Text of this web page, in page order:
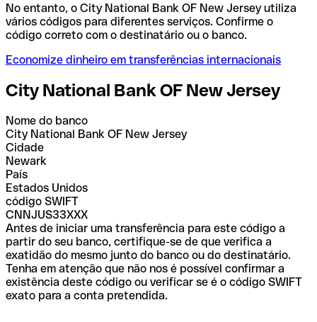
No entanto, o City National Bank OF New Jersey utiliza
vários códigos para diferentes serviços. Confirme o
código correto com o destinatário ou o banco.
Economize dinheiro em transferências internacionais
City National Bank OF New Jersey
Nome do banco
City National Bank OF New Jersey
Cidade
Newark
País
Estados Unidos
código SWIFT
CNNJUS33XXX
Antes de iniciar uma transferência para este código a
partir do seu banco, certifique-se de que verifica a
exatidão do mesmo junto do banco ou do destinatário.
Tenha em atenção que não nos é possível confirmar a
existência deste código ou verificar se é o código SWIFT
exato para a conta pretendida.